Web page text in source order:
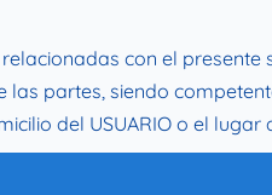
con el
partes, siendo
del USUARIO o el